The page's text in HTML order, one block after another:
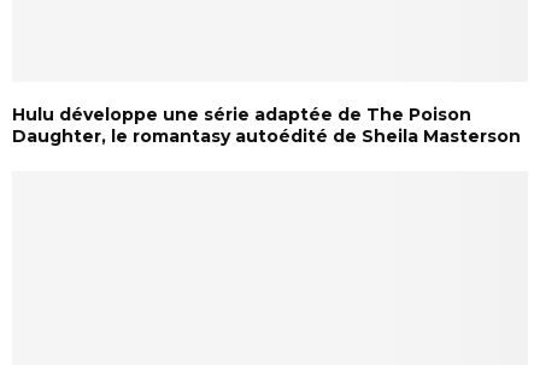
Hulu développe une série adaptée de The Poison
Daughter, le romantasy autoédité de Sheila Masterson